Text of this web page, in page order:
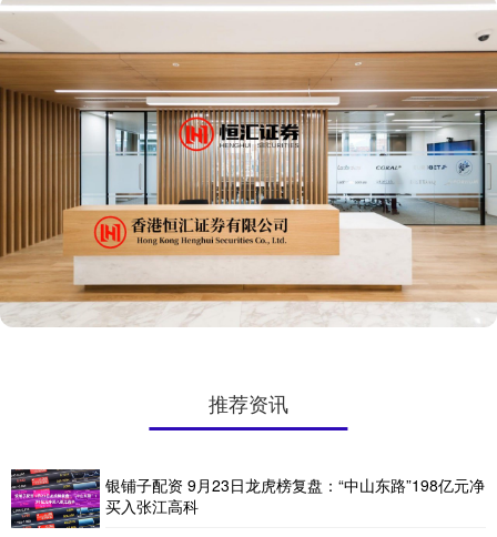
推荐资讯
银铺子配资 9月23日龙虎榜复盘：“中山东路”198亿元净
买入张江高科